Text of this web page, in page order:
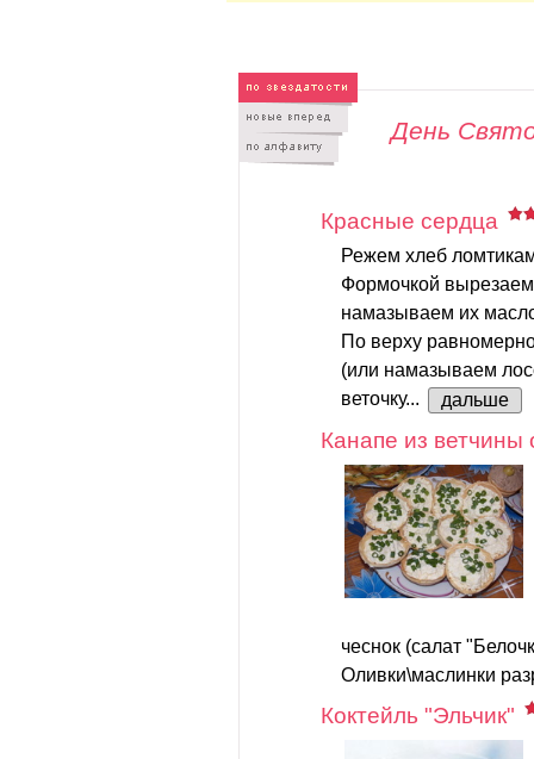
День
Красные сердца
Режем хлеб
Формочкой вырезаем
намазываем их
По верху
(или намазываем
веточку...
дальше
Канапе из ветчины
чеснок (салат
Оливки\маслинки
Коктейль "Эльчик"